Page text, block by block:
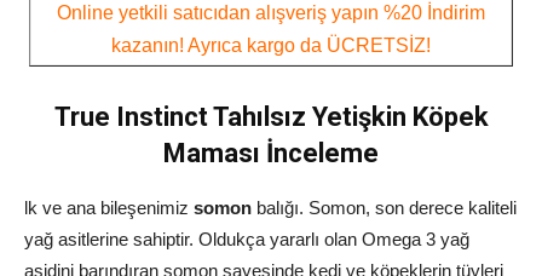
Online yetkili satıcıdan alışveriş yapın %20 İndirim
kazanın! Ayrıca kargo da ÜCRETSİZ!
True Instinct Tahılsız Yetişkin Köpek
Maması İnceleme
lk ve ana bileşenimiz somon balığı. Somon, son derece kaliteli
yağ asitlerine sahiptir. Oldukça yararlı olan Omega 3 yağ
asidini barındıran somon sayesinde kedi ve köpeklerin tüyleri